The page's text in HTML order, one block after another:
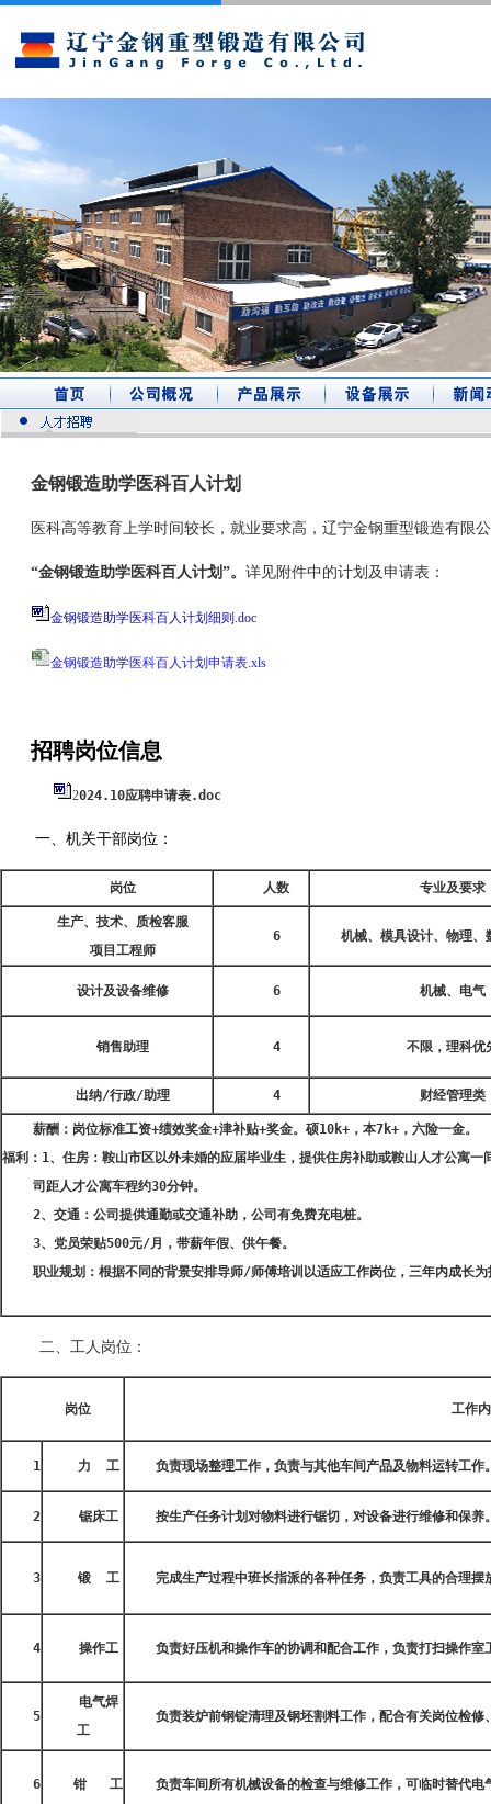
金钢锻造助学医科百人计划
医科高等教育上学时间较长，就业要求高，辽宁金钢重型锻造有限
“金钢锻造助学医科百人计划”。 详见附件中的计划及申请表：
金钢锻造助学医科百人计划细则.doc
金钢锻造助学医科百人计划申请表.xls
招聘岗位信息
2024.10应聘申请表.doc
一、机关干部岗位：
岗位 人数 专业及要求
生产、技术、质检客服
项目工程师
6 机械、模具设计、物理、
设计及设备维修 6 机械、电气
销售助理 4 不限，理科优
出纳/行政/助理 4 财经管理类
薪酬：岗位标准工资+绩效奖金+津补贴+奖金。 硕10k+ ，本7k+ ，六险一金。
福利： 1、住房：鞍山市区以外未婚的应届毕业生，提供住房补助或鞍山人才公寓一
司距人才公寓车程约30分钟。
2、 交通：公司提供通勤或交通补助，公司有免费充电桩。
3、 党员荣贴500元/月，带薪年假、供午餐。
职业规划：根据不同的背景安排导师/师傅培训以适应工作岗位，三年内成长
二、工人岗位：
岗位 工作
1 力 工 负责现场整理工作，负责与其他车间产品及物料运转工作
2 锯床工 按生产任务计划对物料进行锯切，对设备进行维修和保养
3 锻 工 完成生产过程中班长指派的各种任务，负责工具的合理
4 操作工 负责好压机和操作车的协调和配合工作，负责打扫操作室
5
电气焊
工
负责装炉前钢锭清理及钢坯割料工作，配合有关岗位检修
6 钳 工 负责车间所有机械设备的检查与维修工作，可临时替代电